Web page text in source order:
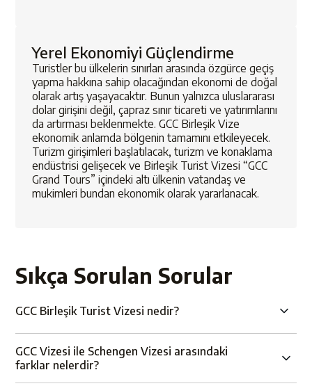
Yerel Ekonomiyi Güçlendirme
Turistler bu ülkelerin sınırları arasında özgürce geçiş
yapma hakkına sahip olacağından ekonomi de doğal
olarak artış yaşayacaktır. Bunun yalnızca uluslararası
dolar girişini değil, çapraz sınır ticareti ve yatırımlarını
da artırması beklenmekte. GCC Birleşik Vize
ekonomik anlamda bölgenin tamamını etkileyecek.
Turizm girişimleri başlatılacak, turizm ve konaklama
endüstrisi gelişecek ve Birleşik Turist Vizesi “GCC
Grand Tours” içindeki altı ülkenin vatandaş ve
mukimleri bundan ekonomik olarak yararlanacak.
Sıkça Sorulan Sorular
GCC Birleşik Turist Vizesi nedir?
GCC Vizesi ile Schengen Vizesi arasındaki
farklar nelerdir?